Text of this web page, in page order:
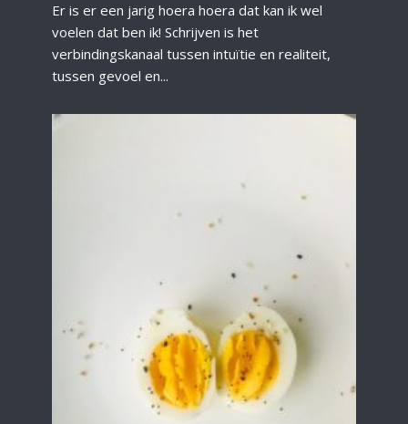
Er is er een jarig hoera hoera dat kan ik wel
voelen dat ben ik! Schrijven is het
verbindingskanaal tussen intuïtie en realiteit,
tussen gevoel en...